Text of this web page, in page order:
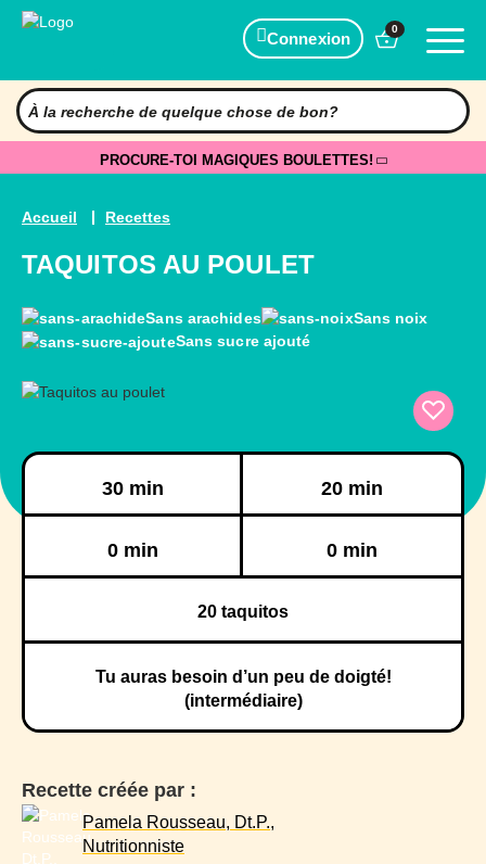
Connexion
0
PROCURE-TOI MAGIQUES BOULETTES!
Accueil Recettes
TAQUITOS AU POULET
Sans arachides
Sans noix
Sans sucre ajouté
30 min 20 min
0 min 0 min
20 taquitos
Tu auras besoin d’un peu de doigté!
(intermédiaire)
Recette créée par :
Pamela Rousseau, Dt.P.,
Nutritionniste